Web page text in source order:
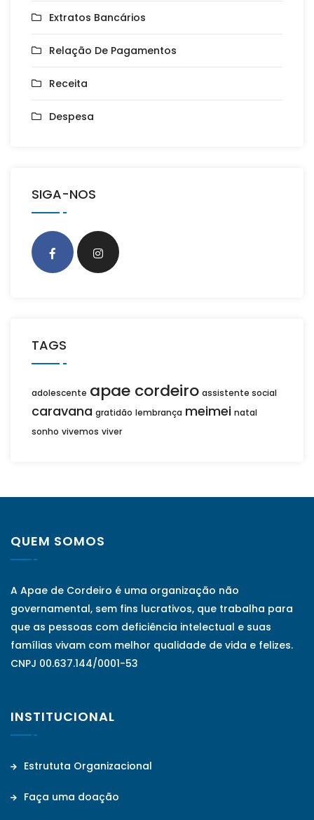
Extratos Bancários
Relação De Pagamentos
Receita
Despesa
SIGA-NOS
TAGS
adolescente apae cordeiro assistente social
caravana gratidão lembrança meimei natal
sonho vivemos viver
QUEM SOMOS
A Apae de Cordeiro é uma organização não
governamental, sem fins lucrativos, que trabalha para
que as pessoas com deficiência intelectual e suas
famílias vivam com melhor qualidade de vida e felizes.
CNPJ 00.637.144/0001-53
INSTITUCIONAL
Estrututa Organizacional
Faça uma doação